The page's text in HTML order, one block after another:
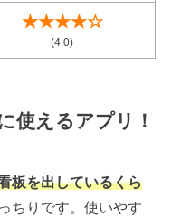
★★★★☆
(4.0)
使えるアプリ！
板を出しているくら
ちりです。使いやす